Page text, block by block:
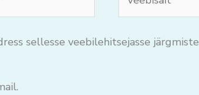
sellesse veebilehitsejasse järgmiste